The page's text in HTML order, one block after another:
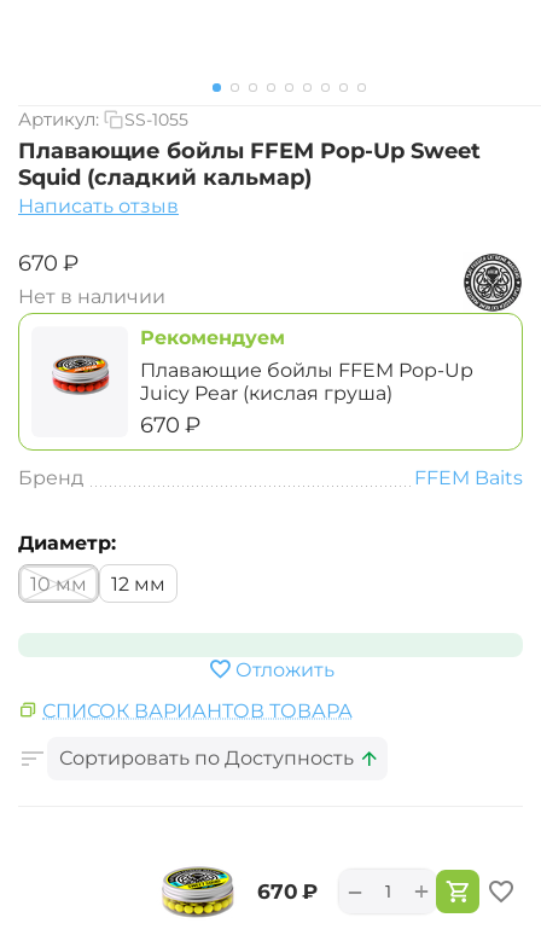
Артикул: SS-1055
Плавающие бойлы FFEM Pop-Up Sweet
Squid (сладкий кальмар)
Написать отзыв
‍670‍ ₽
Нет в наличии
Рекомендуем
Плавающие бойлы FFEM Pop-Up
Juicy Pear (кислая груша)
‍670‍ ₽
Бренд FFEM Baits
Диаметр:
10 мм
12 мм
Отложить
СПИСОК ВАРИАНТОВ ТОВАРА
Сортировать по Доступность
‍670‍ ₽ +
−